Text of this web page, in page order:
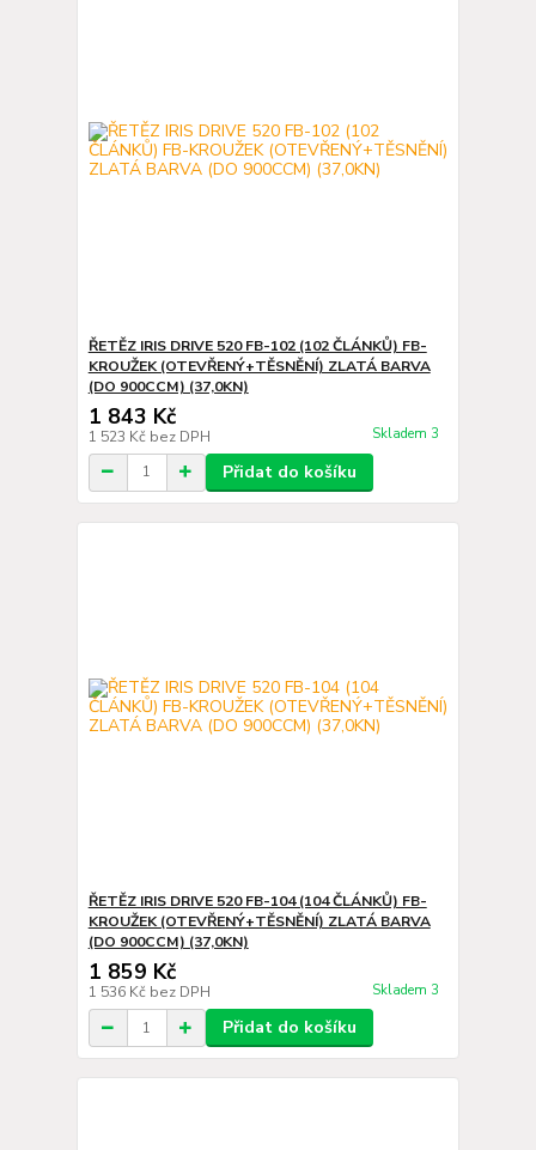
ŘETĚZ IRIS DRIVE 520 FB-102 (102 ČLÁNKŮ) FB-
KROUŽEK (OTEVŘENÝ+TĚSNĚNÍ) ZLATÁ BARVA
(DO 900CCM) (37,0KN)
1 843 Kč
1 523 Kč bez DPH Skladem 3
Přidat do košíku
ŘETĚZ IRIS DRIVE 520 FB-104 (104 ČLÁNKŮ) FB-
KROUŽEK (OTEVŘENÝ+TĚSNĚNÍ) ZLATÁ BARVA
(DO 900CCM) (37,0KN)
1 859 Kč
1 536 Kč bez DPH Skladem 3
Přidat do košíku